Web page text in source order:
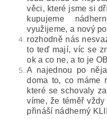
věci, které jsme si
kupujeme
využijeme, a nový
rozhodně nás
to teď mají, víc se
ok a co ne, a to je
A najednou po
doma to, co máme
které se schovaly
víme, že téměř
přináší nádherný